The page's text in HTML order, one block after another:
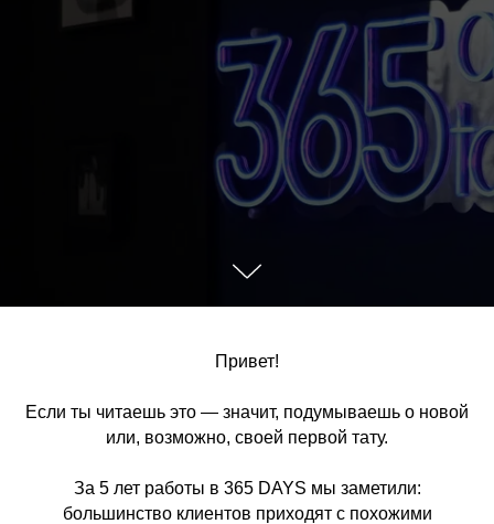
Привет!
Если ты читаешь это — значит, подумываешь о новой
или, возможно, своей первой тату.
За 5 лет работы в 365 DAYS мы заметили:
большинство клиентов приходят с похожими